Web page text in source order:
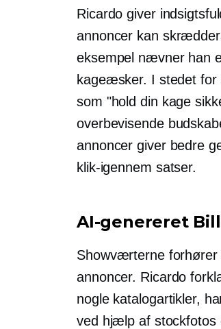
Ricardo giver
annoncer kan
eksempel nævner han
kageæsker. I stedet for
som "hold din kage
overbevisende
annoncer giver bedre
klik-igennem satser.
AI-genereret
Showværterne forhører
annoncer. Ricardo
nogle katalogartikler,
ved hjælp af stockfotos